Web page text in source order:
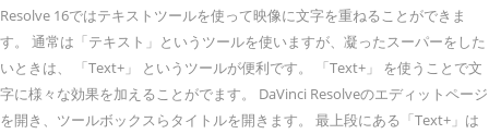
Resolve 16ではテキストツールを使って映像に文字を重ねることができま
す。 通常は「テキスト」というツールを使いますが、凝ったスーパーをした
いときは、 「Text+」 というツールが便利です。 「Text+」 を使うことで文
字に様々な効果を加えることがでます。 DaVinci Resolveのエディットページ
を開き、ツールボックスらタイトルを開きます。 最上段にある「Text+」は